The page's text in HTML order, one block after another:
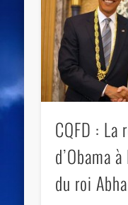
CQFD :
d’Obama
du roi